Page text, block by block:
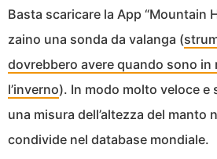
Basta scaricare la App “Mountain
zaino una sonda da valanga (
dovrebbero avere quando sono
l’inverno). In modo molto veloce e
una misura dell’altezza del manto
condivide nel database mondiale.